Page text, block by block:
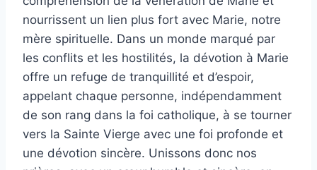
nourrissent un lien plus fort avec Marie, notre
mère spirituelle. Dans un monde marqué par
les conflits et les hostilités, la dévotion à Marie
offre un refuge de tranquillité et d’espoir,
appelant chaque personne, indépendamment
de son rang dans la foi catholique, à se tourner
vers la Sainte Vierge avec une foi profonde et
une dévotion sincère. Unissons donc nos